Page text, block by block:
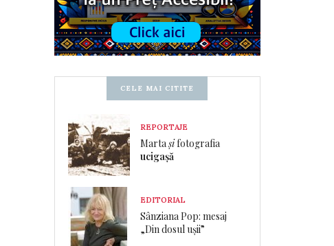
CELE MAI CITITE
REPORTAJE
Martașifotografia
ucigașă
EDITORIAL
Sânziana Pop: mesaj
„Din dosul ușii”